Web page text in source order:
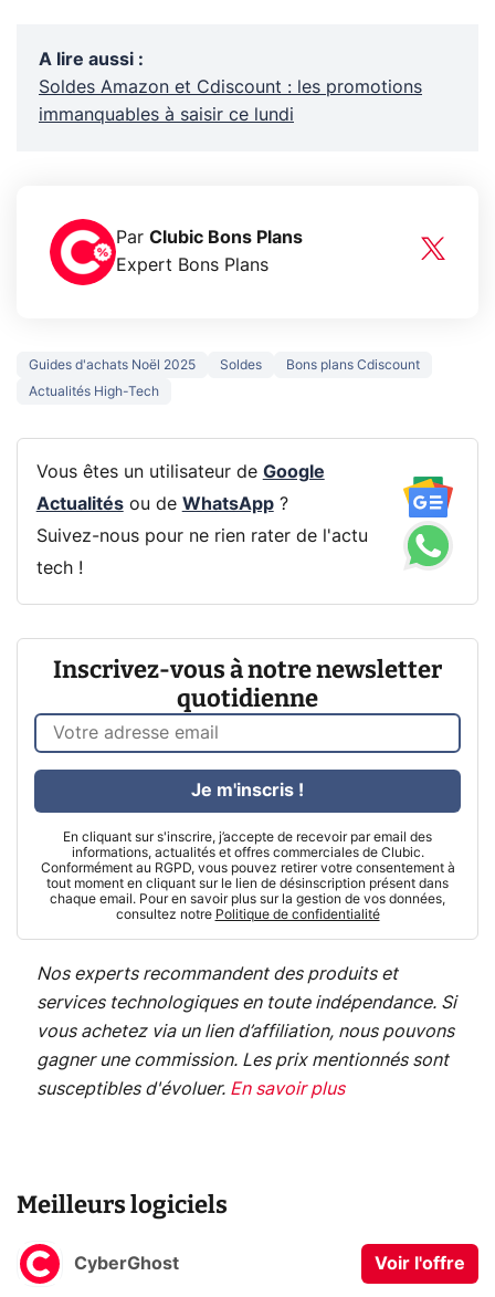
A lire aussi :
Soldes Amazon et Cdiscount : les promotions
immanquables à saisir ce lundi
Par Clubic Bons Plans
Expert Bons Plans
Guides d'achats Noël 2025 Soldes
Bons plans Cdiscount
Actualités High-Tech
Vous êtes un utilisateur de Google
Actualitésou de WhatsApp?
Suivez-nous pour ne rien rater de l'actu
tech !
Inscrivez-vous à notre newsletter
quotidienne
En cliquant sur s'inscrire, j’accepte de recevoir par email des
informations, actualités et offres commerciales de Clubic.
Conformément au RGPD, vous pouvez retirer votre consentement à
tout moment en cliquant sur le lien de désinscription présent dans
chaque email. Pour en savoir plus sur la gestion de vos données,
consultez notre Politique de confidentialité
Je m'inscris !
Nos experts recommandent des produits et
services technologiques en toute indépendance. Si
vous achetez via un lien d’affiliation, nous pouvons
gagner une commission. Les prix mentionnés sont
susceptibles d'évoluer. En savoir plus
Meilleurs logiciels
CyberGhost Voir l'offre